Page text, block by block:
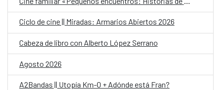
Ciclo de cine || Miradas: Armarios Abiertos 2026
Cabeza de libro con Alberto López Serrano
Agosto 2026
A2Bandas || Utopía Km-0 + Adónde está Fran?